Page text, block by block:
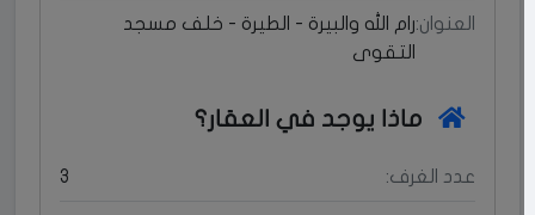
العنوان:رام الله والبيرة - الطيرة - خلف مسجد
التقوى
ماذا يوجد في العقار؟
عدد الغرف: